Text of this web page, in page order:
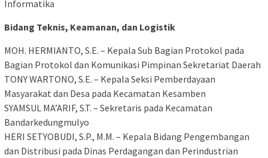
Informatika
Bidang Teknis, Keamanan, dan Logistik
​MOH. HERMIANTO, S.E. – Kepala Sub Bagian Protokol pada
Bagian Protokol dan Komunikasi Pimpinan Sekretariat Daerah
​TONY WARTONO, S.E. – Kepala Seksi Pemberdayaan
Masyarakat dan Desa pada Kecamatan Kesamben
​SYAMSUL MA’ARIF, S.T. – Sekretaris pada Kecamatan
Bandarkedungmulyo
​HERI SETYOBUDI, S.P., M.M. – Kepala Bidang Pengembangan
dan Distribusi pada Dinas Perdagangan dan Perindustrian